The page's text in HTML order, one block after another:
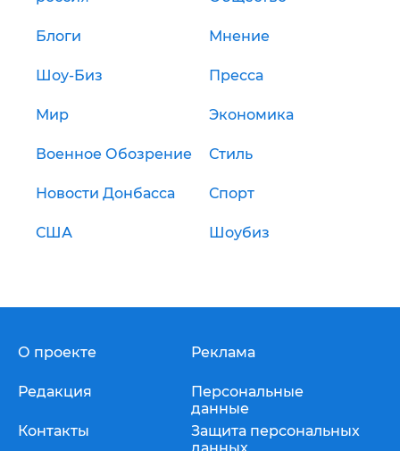
Блоги Мнение
Шоу-Биз Пресса
Мир Экономика
Военное Обозрение Стиль
Новости Донбасса Спорт
США Шоубиз
О проекте
Редакция
Контакты
Реклама
Персональные
данные
Защита персональных
данных